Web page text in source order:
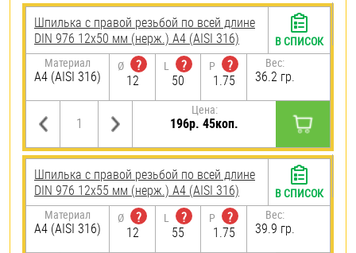
Шпилька с правой резьбой по всей длине
DIN 976 12х50 мм (нерж.) A4 (AISI 316)
Материал
A4 (AISI 316)
Ø
?
12
L
?
50
P
?
1.75
Вес:
36.2 гр.
Цена:
196р. 45коп.
В СПИСОК
Шпилька с правой резьбой по всей длине
DIN 976 12х55 мм (нерж.) A4 (AISI 316)
Материал
A4 (AISI 316)
Ø
?
12
L
?
55
P
?
1.75
Вес:
39.9 гр.
В СПИСОК